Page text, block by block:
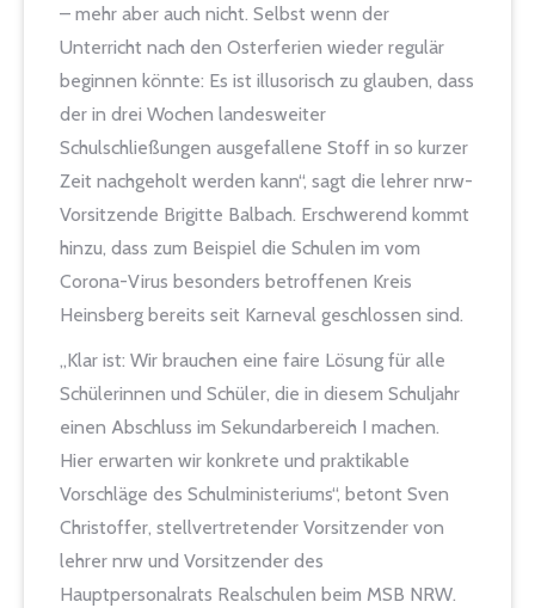
– mehr aber auch nicht. Selbst wenn der
Unterricht nach den Osterferien wieder regulär
beginnen könnte: Es ist illusorisch zu glauben, dass
der in drei Wochen landesweiter
Schulschließungen ausgefallene Stoff in so kurzer
Zeit nachgeholt werden kann“, sagt die lehrer nrw-
Vorsitzende Brigitte Balbach. Erschwerend kommt
hinzu, dass zum Beispiel die Schulen im vom
Corona-Virus besonders betroffenen Kreis
Heinsberg bereits seit Karneval geschlossen sind.
„Klar ist: Wir brauchen eine faire Lösung für alle
Schülerinnen und Schüler, die in diesem Schuljahr
einen Abschluss im Sekundarbereich I machen.
Hier erwarten wir konkrete und praktikable
Vorschläge des Schulministeriums“, betont Sven
Christoffer, stellvertretender Vorsitzender von
lehrer nrw und Vorsitzender des
Hauptpersonalrats Realschulen beim MSB NRW.